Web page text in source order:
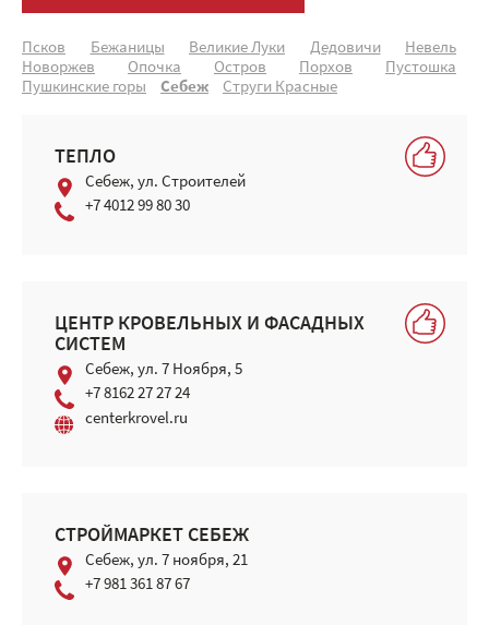
Псков Бежаницы Великие Луки Дедовичи
Невель
Новоржев
Опочка Остров Порхов
Пустошка
Пушкинские горы
Себеж Струги Красные
ТЕПЛО
Себеж, ул. Строителей
+7 4012 99 80 30
ЦЕНТР КРОВЕЛЬНЫХ И ФАСАДНЫХ
СИСТЕМ
Себеж, ул. 7 Ноября, 5
+7 8162 27 27 24
centerkrovel.ru
СТРОЙМАРКЕТ СЕБЕЖ
Себеж, ул. 7 ноября, 21
+7 981 361 87 67